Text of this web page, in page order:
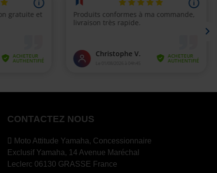
CONTACTEZ NOUS
Moto Attitude Yamaha, Concessionnaire
Exclusif Yamaha, 14 Avenue Maréchal
Leclerc 06130 GRASSE France